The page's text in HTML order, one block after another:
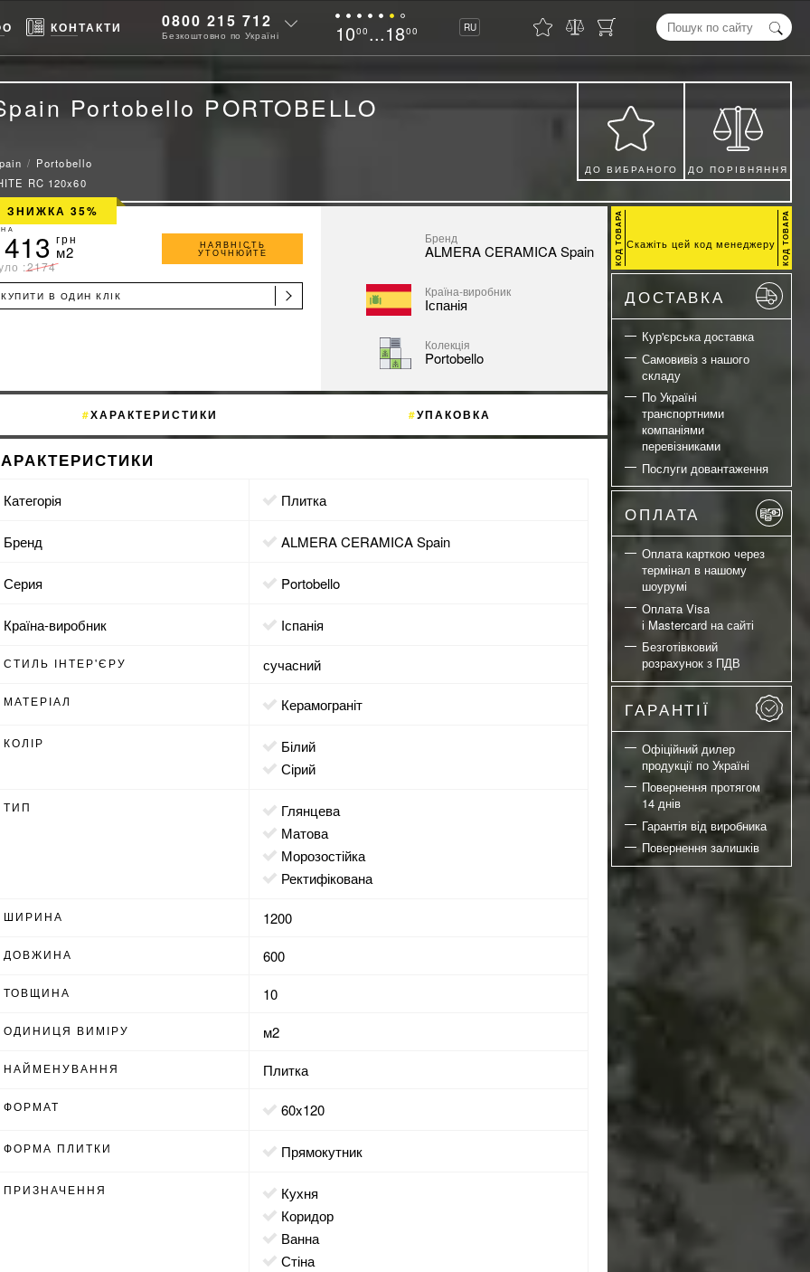
КОНТАКТИ 0800 215 712
Безкоштовно по Україні 1000 ...1800 RU
Portobello PORTOBELLO
Portobello
RC 120x60
ДО ВИБРАНОГО ДО ПОРІВНЯННЯ
ЗНИЖКА 35%
грн
м2
:2174
НАЯВНІСТЬ
УТОЧНЮЙТЕ
КУПИТИ В ОДИН КЛІК
Бренд
ALMERA CERAMICA Spain
Країна-виробник
Іспанія
Колекція
Portobello
ХАРАКТЕРИСТИКИ УПАКОВКА
Категорія Плитка
Бренд ALMERA CERAMICA Spain
Серия Portobello
Країна-виробник Іспанія
СТИЛЬ ІНТЕР'ЄРУ сучасний
МАТЕРІАЛ Керамограніт
КОЛІР
білий
сірий
ТИП
глянцева
матова
морозостійка
ректифікована
ШИРИНА 1200
ДОВЖИНА 600
ТОВЩИНА 10
ОДИНИЦЯ ВИМІРУ м2
НАЙМЕНУВАННЯ Плитка
ФОРМАТ 60x120
ФОРМА ПЛИТКИ прямокутник
ПРИЗНАЧЕННЯ
кухня
коридор
ванна
стіна
Скажіть цей код менеджеру
ДОСТАВКА
Кур'єрська доставка
Самовивіз з нашого
складу
По Україні
транспортними
компаніями
перевізниками
Послуги довантаження
ОПЛАТА
Оплата карткою через
термінал в нашому
шоурумі
Оплата Visa
і Mastercard на сайті
Безготівковий
розрахунок з ПДВ
ГАРАНТІЇ
Офіційний дилер
продукції по Україні
Повернення протягом
14 днів
Гарантія від виробника
Повернення залишків